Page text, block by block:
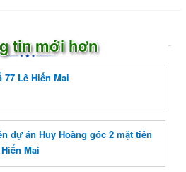
tin mới hơn
77 Lê Hiến Mai
dự án Huy Hoàng góc 2 mặt tiền
Mai